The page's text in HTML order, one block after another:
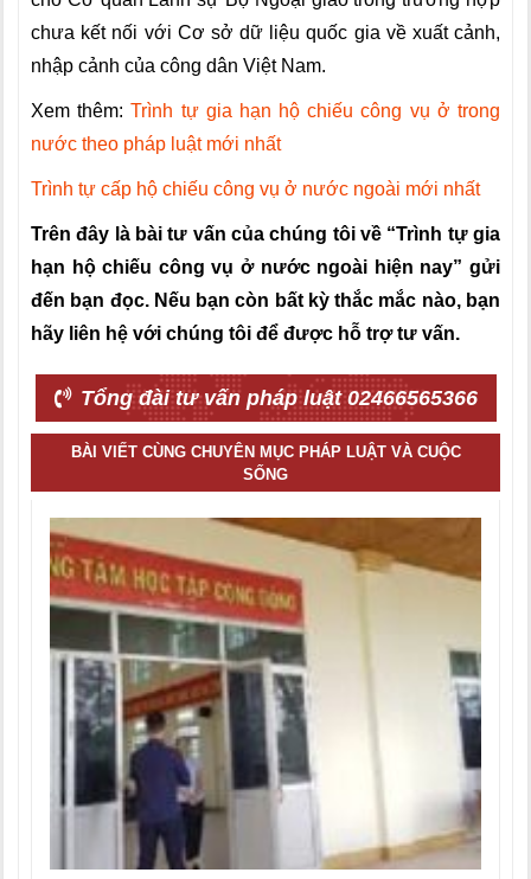
chưa kết nối với Cơ sở dữ liệu quốc gia về xuất cảnh,
nhập cảnh của công dân Việt Nam.
Xem thêm:Trình tự gia hạn hộ chiếu công vụ ở trong
nước theo pháp luật mới nhất
Trình tự cấp hộ chiếu công vụ ở nước ngoài mới nhất
Trên đây là bài tư vấn của chúng tôi về “Trình tự gia
hạn hộ chiếu công vụ ở nước ngoài hiện nay” gửi
đến bạn đọc. Nếu bạn còn bất kỳ thắc mắc nào, bạn
hãy liên hệ với chúng tôi để được hỗ trợ tư vấn.
Tổng đài tư vấn pháp luật 02466565366
BÀI VIẾT CÙNG CHUYÊN MỤC PHÁP LUẬT VÀ CUỘC
SỐNG